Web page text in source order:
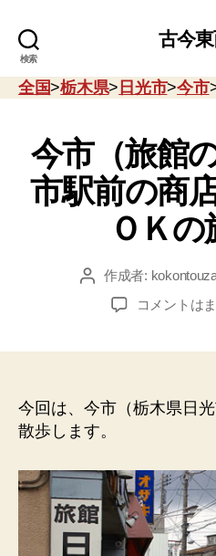
検索
古今
全国>栃木県> 日光市>今市
今市（旅館
市駅前の商
ＯＫの
投 作成者:
今
看
市
駅
前
の
コメントは
今回は、今市（栃木県日
散歩します。